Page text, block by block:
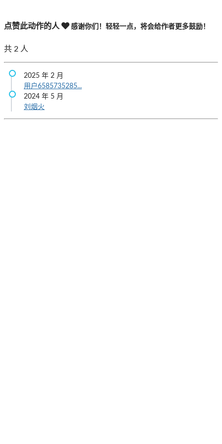
点赞此动作的人 感谢你们！轻轻一点，将会给作者更多鼓励！
共 2 人
2025 年 2 月
用户6585735285...
2024 年 5 月
刘烟火